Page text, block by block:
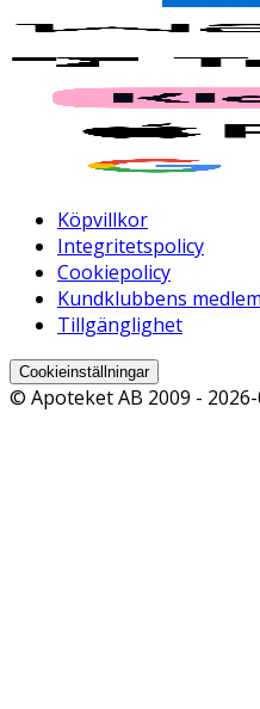
Köpvillkor
Integritetspolicy
Cookiepolicy
Kundklubbens
Tillgänglighet
Cookieinställningar
© Apoteket AB 2009 -